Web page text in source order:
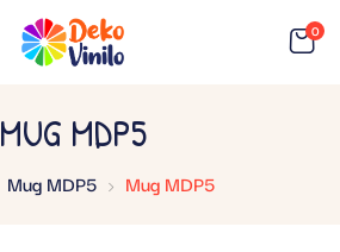
0
MUG MDP5
Mug MDP5 Mug MDP5